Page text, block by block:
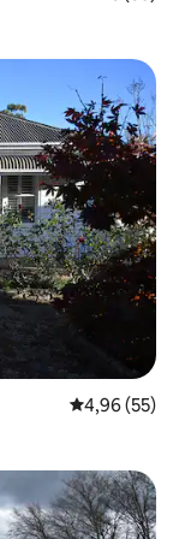
4,96 de uma
4,96 (55)